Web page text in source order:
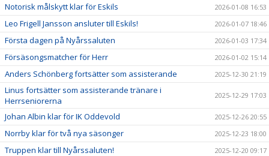
Notorisk målskytt klar för Eskils 2026-01-08 16:53
Leo Frigell Jansson ansluter till Eskils! 2026-01-07 18:46
Första dagen på Nyårssaluten 2026-01-03 17:34
Försäsongsmatcher för Herr 2026-01-02 15:14
Anders Schönberg fortsätter som assisterande 2025-12-30 21:19
Linus fortsätter som assisterande tränare i
Herrseniorerna
2025-12-29 17:03
Johan Albin klar för IK Oddevold 2025-12-26 20:55
Norrby klar för två nya säsonger 2025-12-23 18:00
Truppen klar till Nyårssaluten! 2025-12-20 09:17